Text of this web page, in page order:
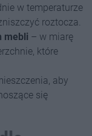
w temperaturze
roztocza.
mebli – w miarę
które
aby
się